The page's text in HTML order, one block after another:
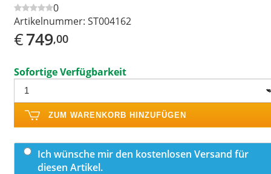
0
Artikelnummer: ST004162
€749,00
Sofortige Verfügbarkeit
ZUM WARENKORB HINZUFÜGEN
Ich wünsche mir den kostenlosen Versand für
diesen Artikel.